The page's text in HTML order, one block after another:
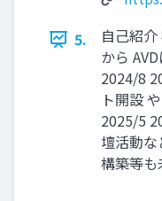
5.
自己紹
から
2024/8
ト開設
2025/5
壇活動
構築等も